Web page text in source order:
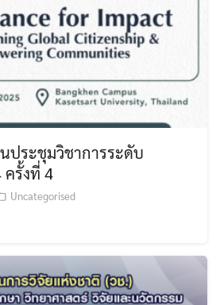
ประชุมวิชาการระดับ
ครั้งที่ 4
Uncategorised